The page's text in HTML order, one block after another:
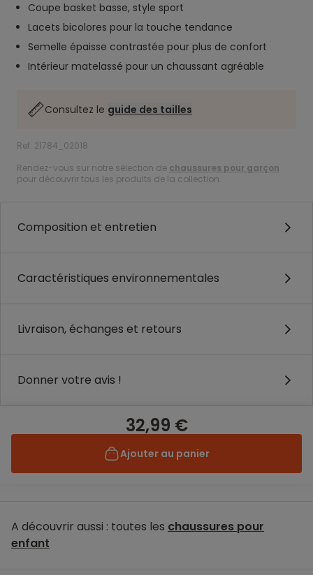
Coupe basket basse, style sport
Lacets bicolores pour la touche tendance
Semelle épaisse contrastée pour plus de confort
Intérieur matelassé pour un chaussant agréable
Consultez le guide des tailles
Ref. 21784_02018
Rendez-vous sur notre sélection de chaussures pour garçon
pour découvrir tous les produits de la collection.
Composition et entretien
Caractéristiques environnementales
Livraison, échanges et retours
Donner votre avis !
32,99 €
Ajouter au panier
A découvrir aussi : toutes les chaussures pour
enfant